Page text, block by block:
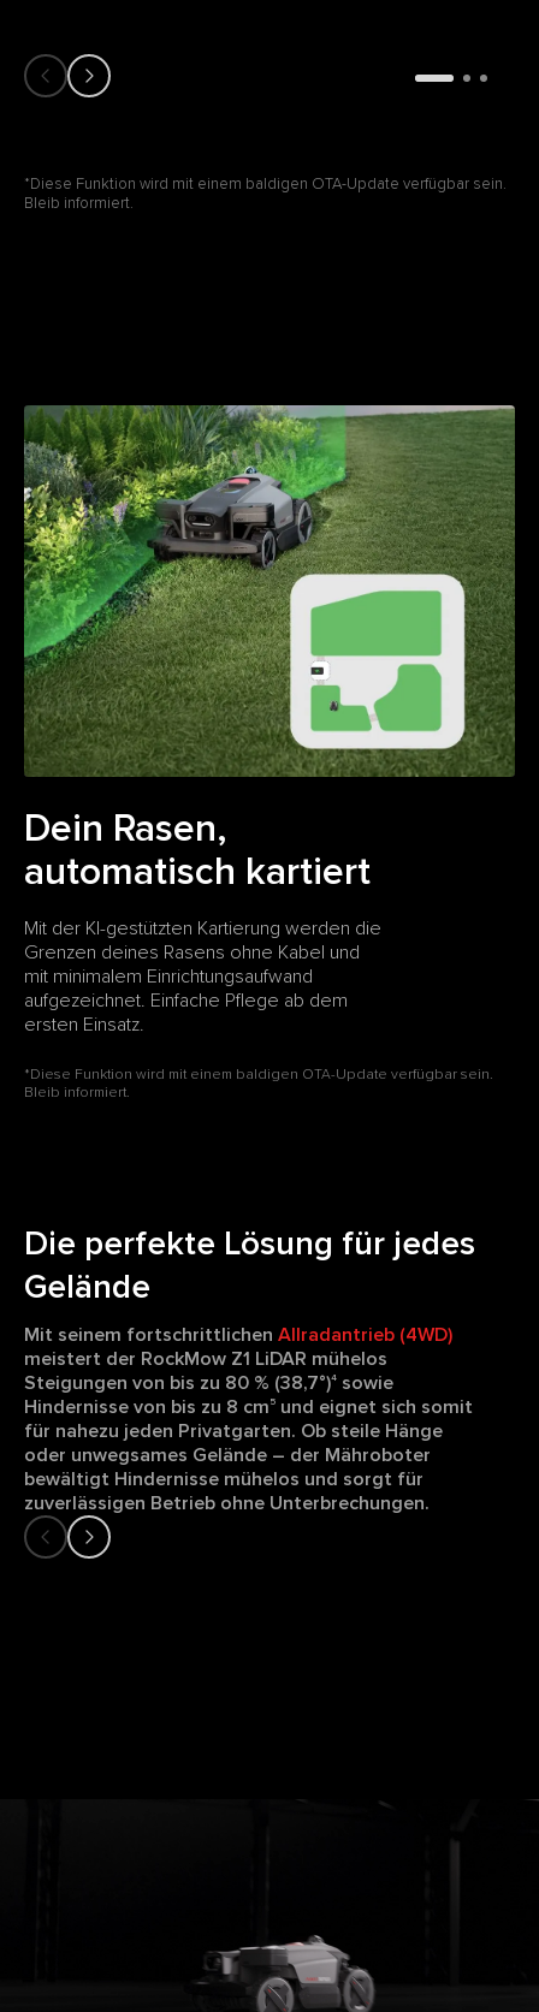
*Diese Funktion wird mit einem baldigen OTA-Update verfügbar sein.
Bleib informiert.
Dein Rasen,
automatisch kartiert
Mit der KI-gestützten Kartierung werden die
Grenzen deines Rasens ohne Kabel und
mit minimalem Einrichtungsaufwand
aufgezeichnet. Einfache Pflege ab dem
ersten Einsatz.
*Diese Funktion wird mit einem baldigen OTA-Update verfügbar sein.
Bleib informiert.
Die perfekte Lösung für jedes
Gelände
Mit seinem fortschrittlichen Allradantrieb (4WD)
meistert der RockMow Z1 LiDAR mühelos
Steigungen von bis zu 80 % (38,7°)4 sowie
Hindernisse von bis zu 8 cm5 und eignet sich somit
für nahezu jeden Privatgarten. Ob steile Hänge
oder unwegsames Gelände – der Mähroboter
bewältigt Hindernisse mühelos und sorgt für
zuverlässigen Betrieb ohne Unterbrechungen.